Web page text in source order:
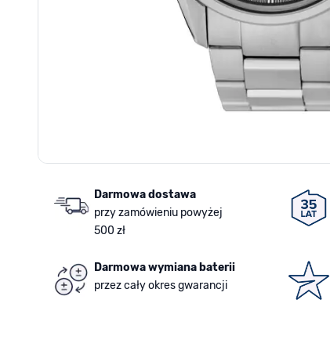
Darmowa dostawa
przy zamówieniu powyżej
500 zł
Darmowa wymiana baterii
przez cały okres gwarancji